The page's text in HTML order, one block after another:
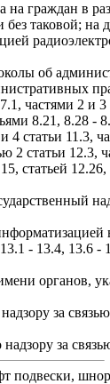
граждан в
таковой;
об
частями 2 и
8.21, 8.28 -
статьи 11.3,
2 статьи 12.3,
статьей
- 13.4, 13.6 -
органов,
за
за